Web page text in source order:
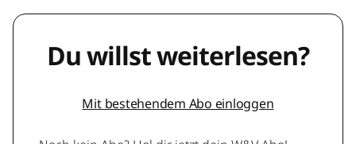
Du willst weiterlesen?
Mit bestehendem Abo einloggen